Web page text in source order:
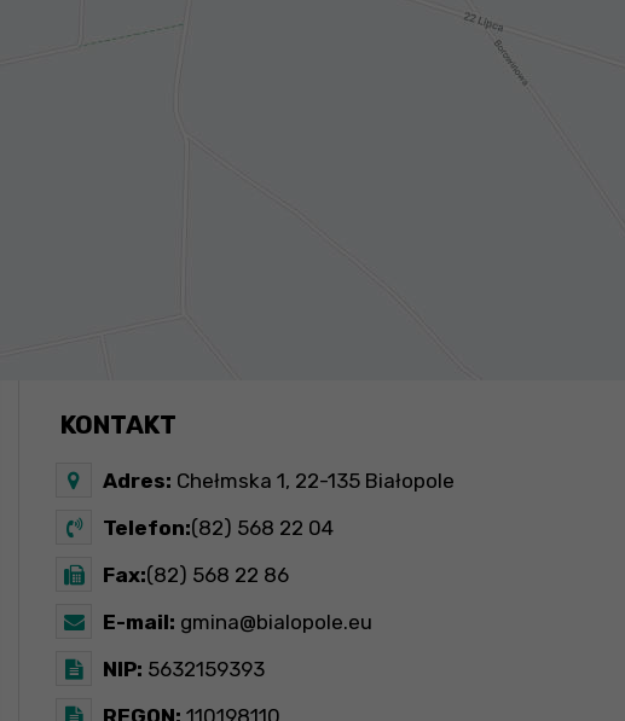
KONTAKT
Adres: Chełmska 1, 22-135 Białopole
Telefon:(82) 568 22 04
Fax:(82) 568 22 86
E-mail: gmina@bialopole.eu
NIP: 5632159393
REGON: 110198110